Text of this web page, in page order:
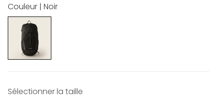
Couleur | Noir
Sélectionner la taille